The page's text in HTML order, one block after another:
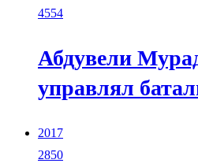
4554
Абдувели
управлял
2017
2850